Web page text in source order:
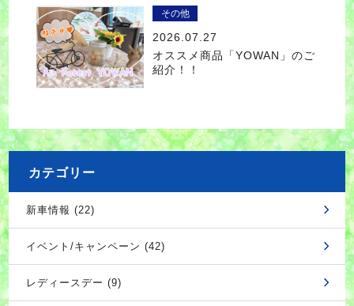
その他
2026.07.27
オススメ商品「YOWAN」のご
紹介！！
カテゴリー
新車情報 (22)
イベント/キャンペーン (42)
レディースデー (9)